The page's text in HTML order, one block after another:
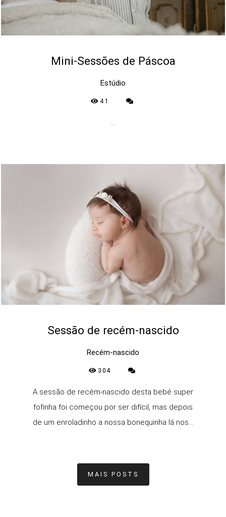
Mini-Sessões de Páscoa
Estúdio
41
...
Sessão de recém-nascido
Recém-nascido
304
A sessão de recém-nascido desta bebé super
fofinha foi começou por ser difícil, mas depois
de um enroladinho a nossa bonequinha lá nos...
MAIS POSTS